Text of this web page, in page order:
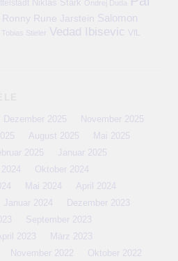
Niklas Stark Ondrej Duda
Ronny Rune Jarstein Salomon
Tobias Stieler Vedad Ibisevic
VfL
Dezember 2025
November 2025
August 2025
Mai 2025
2025
Januar 2025
Oktober 2024
Mai 2024
April 2024
Januar 2024
Dezember 2023
September 2023
2023
März 2023
November 2022
Oktober 2022